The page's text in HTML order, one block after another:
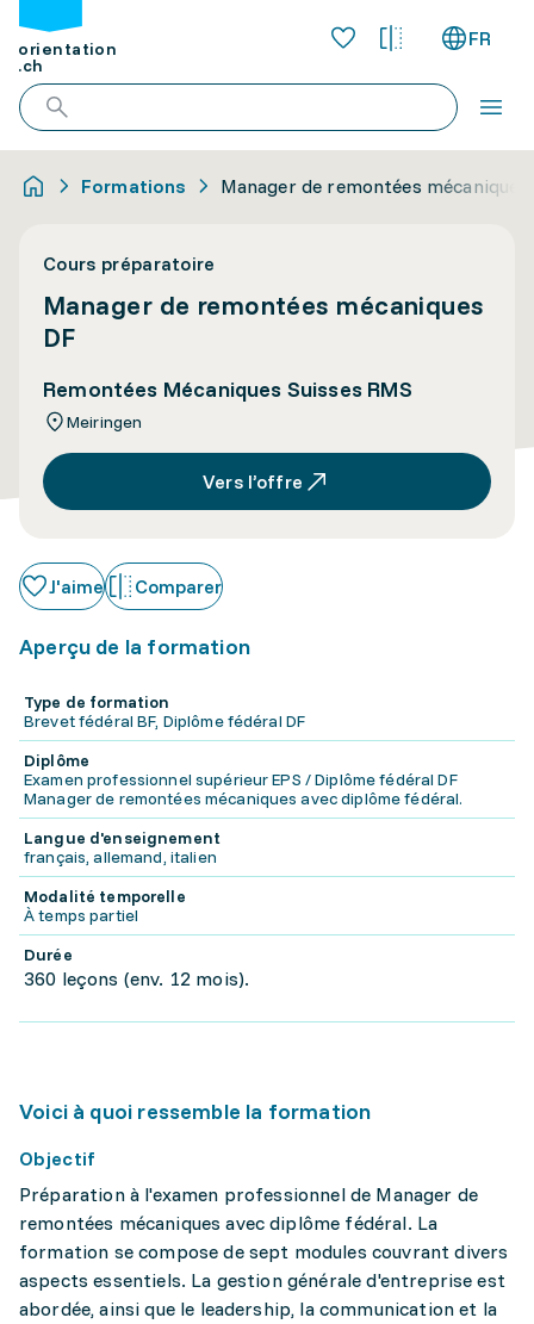
orientation
.ch
FR
Formations Manager de remontées mécaniques
Cours préparatoire
Manager de remontées mécaniques
DF
Remontées Mécaniques Suisses RMS
Meiringen
Vers l’offre
J'aime Comparer
Aperçu de la formation
Type de formation
Brevet fédéral BF, Diplôme fédéral DF
Diplôme
Examen professionnel supérieur EPS / Diplôme fédéral DF
Manager de remontées mécaniques avec diplôme fédéral.
Langue d'enseignement
français, allemand, italien
Modalité temporelle
À temps partiel
Durée
360 leçons (env. 12 mois).
Voici à quoi ressemble la formation
Objectif
Préparation à l'examen professionnel de Manager de
remontées mécaniques avec diplôme fédéral. La
formation se compose de sept modules couvrant divers
aspects essentiels. La gestion générale d'entreprise est
abordée, ainsi que le leadership, la communication et la